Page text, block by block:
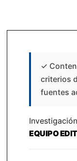
✓
criterios
fuentes
EQUIPO